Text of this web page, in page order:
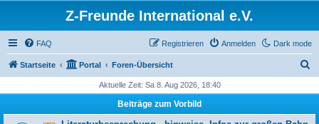
Z-Freunde International e.V.
Dark mode
FAQ Anmelden
Registrieren
Startseite Portal Foren-Übersicht
h
Aktuelle Zeit: Sa 8. Aug 2026, 18:40
Beiträge zum Vorbild